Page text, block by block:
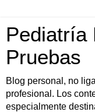
Pediatría
Pruebas
Blog personal, no
profesional. Los
especialmente